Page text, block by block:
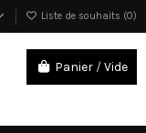
Liste de souhaits (0)
Panier /Vide